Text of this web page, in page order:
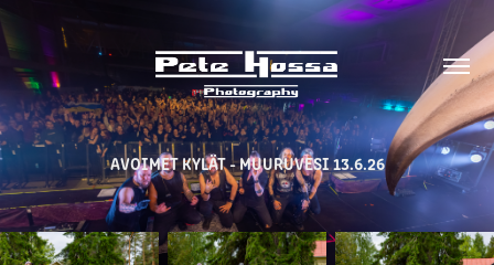
AVOIMET KYLÄT - MUURUVESI 13.6.26